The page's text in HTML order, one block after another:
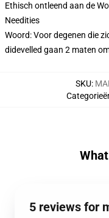
Ethisch ontleend aan de
Needities
Woord: Voor degenen die
didevelled gaan 2 maten
SKU:
5 reviews for